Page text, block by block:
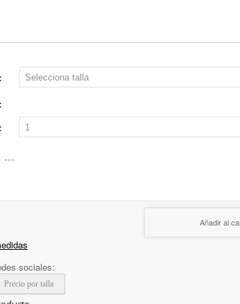
Añadir al
sociales:
Precio por talla